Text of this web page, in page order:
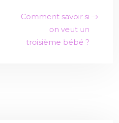
Comment savoir si
on veut un
troisième bébé ?